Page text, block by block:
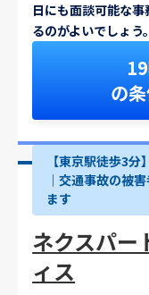
日にも面談可能な
るのがよいでしょう。
の
【東京駅徒歩3
｜交通事故の被
ます
ネクスパー
ィス